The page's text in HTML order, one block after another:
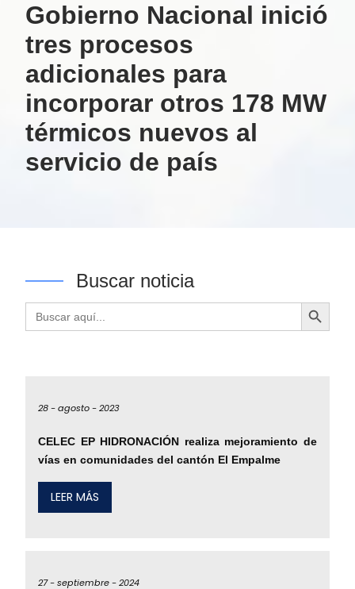
Gobierno Nacional inició
tres procesos
adicionales para
incorporar otros 178 MW
térmicos nuevos al
servicio de país
Buscar noticia
Buscar: Botón de búsqueda
28 -agosto -2023
CELEC EP HIDRONACIÓN realiza mejoramiento de
vías en comunidades del cantón El Empalme
LEER MÁS
27 -septiembre -2024